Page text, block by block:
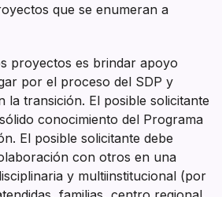
que se enumeran a
proyectos es brindar apoyo
por el proceso del SDP y
la transición. El posible solicitante
conocimiento del Programa
El posible solicitante debe
con otros en una
y multiinstitucional (por